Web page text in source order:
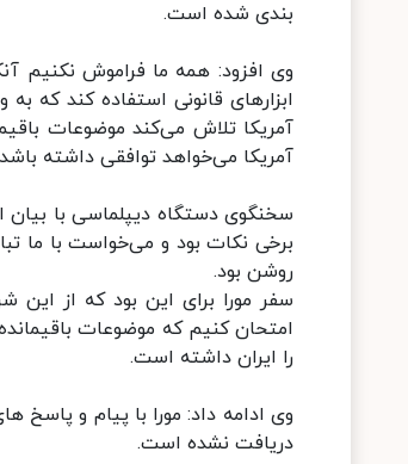
بندی شده است.
وی افزود: همه ما فراموش نکنیم
ابزارهای قانونی استفاده کند که
آمریکا تلاش می‌کند موضوعات
آمریکا می‌خواهد توافقی داشته
سخنگوی دستگاه دیپلماسی با بیان
برخی نکات بود و می‌خواست با ما
روشن بود.
سفر مورا برای این بود که از این
امتحان کنیم که موضوعات
را ایران داشته است.
وی ادامه داد: مورا با پیام و
دریافت نشده است.